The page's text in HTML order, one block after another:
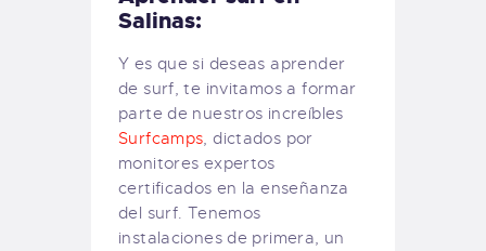
Salinas:
Y es que si deseas aprender
de surf, te invitamos a formar
parte de nuestros increíbles
Surfcamps, dictados por
monitores expertos
certificados en la enseñanza
del surf. Tenemos
instalaciones de primera, un